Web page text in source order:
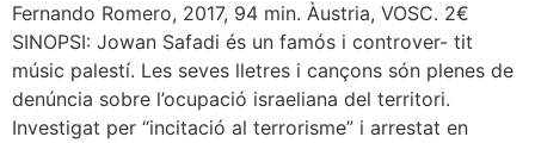
Fernando Romero, 2017, 94 min. Àustria, VOSC. 2€
SINOPSI: Jowan Safadi és un famós i controver- tit
músic palestí. Les seves lletres i cançons són plenes de
denúncia sobre l’ocupació israeliana del territori.
Investigat per “incitació al terrorisme” i arrestat en